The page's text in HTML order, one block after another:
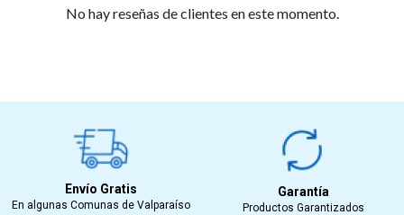
No hay reseñas de clientes en este momento.
Envío Gratis
En algunas Comunas de Valparaíso
Garantía
Productos Garantizados